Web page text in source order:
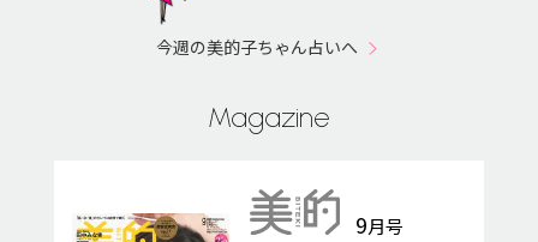
今週の美的子ちゃん占いへ
Magazine
9月号